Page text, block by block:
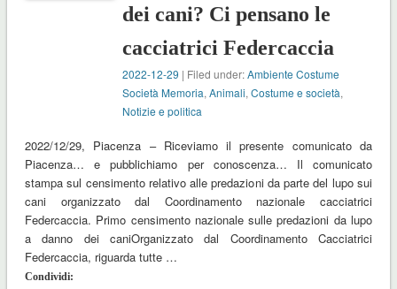
dei cani? Ci pensano le
cacciatrici Federcaccia
2022-12-29 | Filed under:Ambiente Costume
Società Memoria,Animali,Costume e società,
Notizie e politica
2022/12/29, Piacenza – Riceviamo il presente comunicato da
Piacenza… e pubblichiamo per conoscenza… Il comunicato
stampa sul censimento relativo alle predazioni da parte del lupo sui
cani organizzato dal Coordinamento nazionale cacciatrici
Federcaccia. Primo censimento nazionale sulle predazioni da lupo
a danno dei caniOrganizzato dal Coordinamento Cacciatrici
Federcaccia, riguarda tutte …
Condividi: